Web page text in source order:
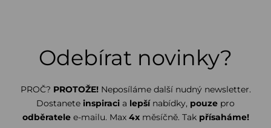
Odebírat novinky?
PROČ? PROTOŽE! Neposíláme další nudný newsletter.
Dostanete inspiraci a lepšínabídky, pouze pro
odběratelee-mailu. Max 4xměsíčně. Tak přísaháme!